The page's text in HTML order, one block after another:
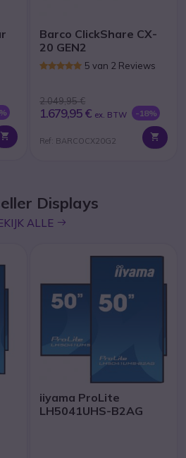
Barco ClickShare CX-
20 GEN2
5 van 2 Reviews
2.049,95 €
1.679,95 € ex. BTW -18%
Ref: BARCOCX20G2
Displays
ALLE
iiyama ProLite
LH5041UHS-B2AG